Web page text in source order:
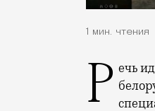
1 мин. чтения
Речь идет о компании «Леста Игры», которая образовалась после ухода